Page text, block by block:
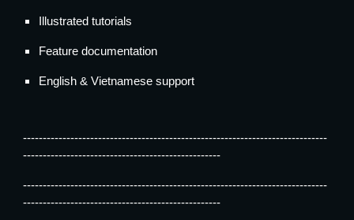
Illustrated tutorials
Feature documentation
English & Vietnamese support
-----------------------------------------------------------------------------
--------------------------------------------------
-----------------------------------------------------------------------------
--------------------------------------------------